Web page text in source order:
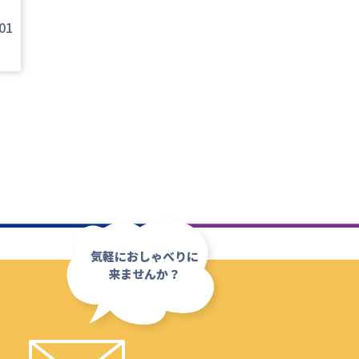
気軽におしゃべりに
来ませんか？